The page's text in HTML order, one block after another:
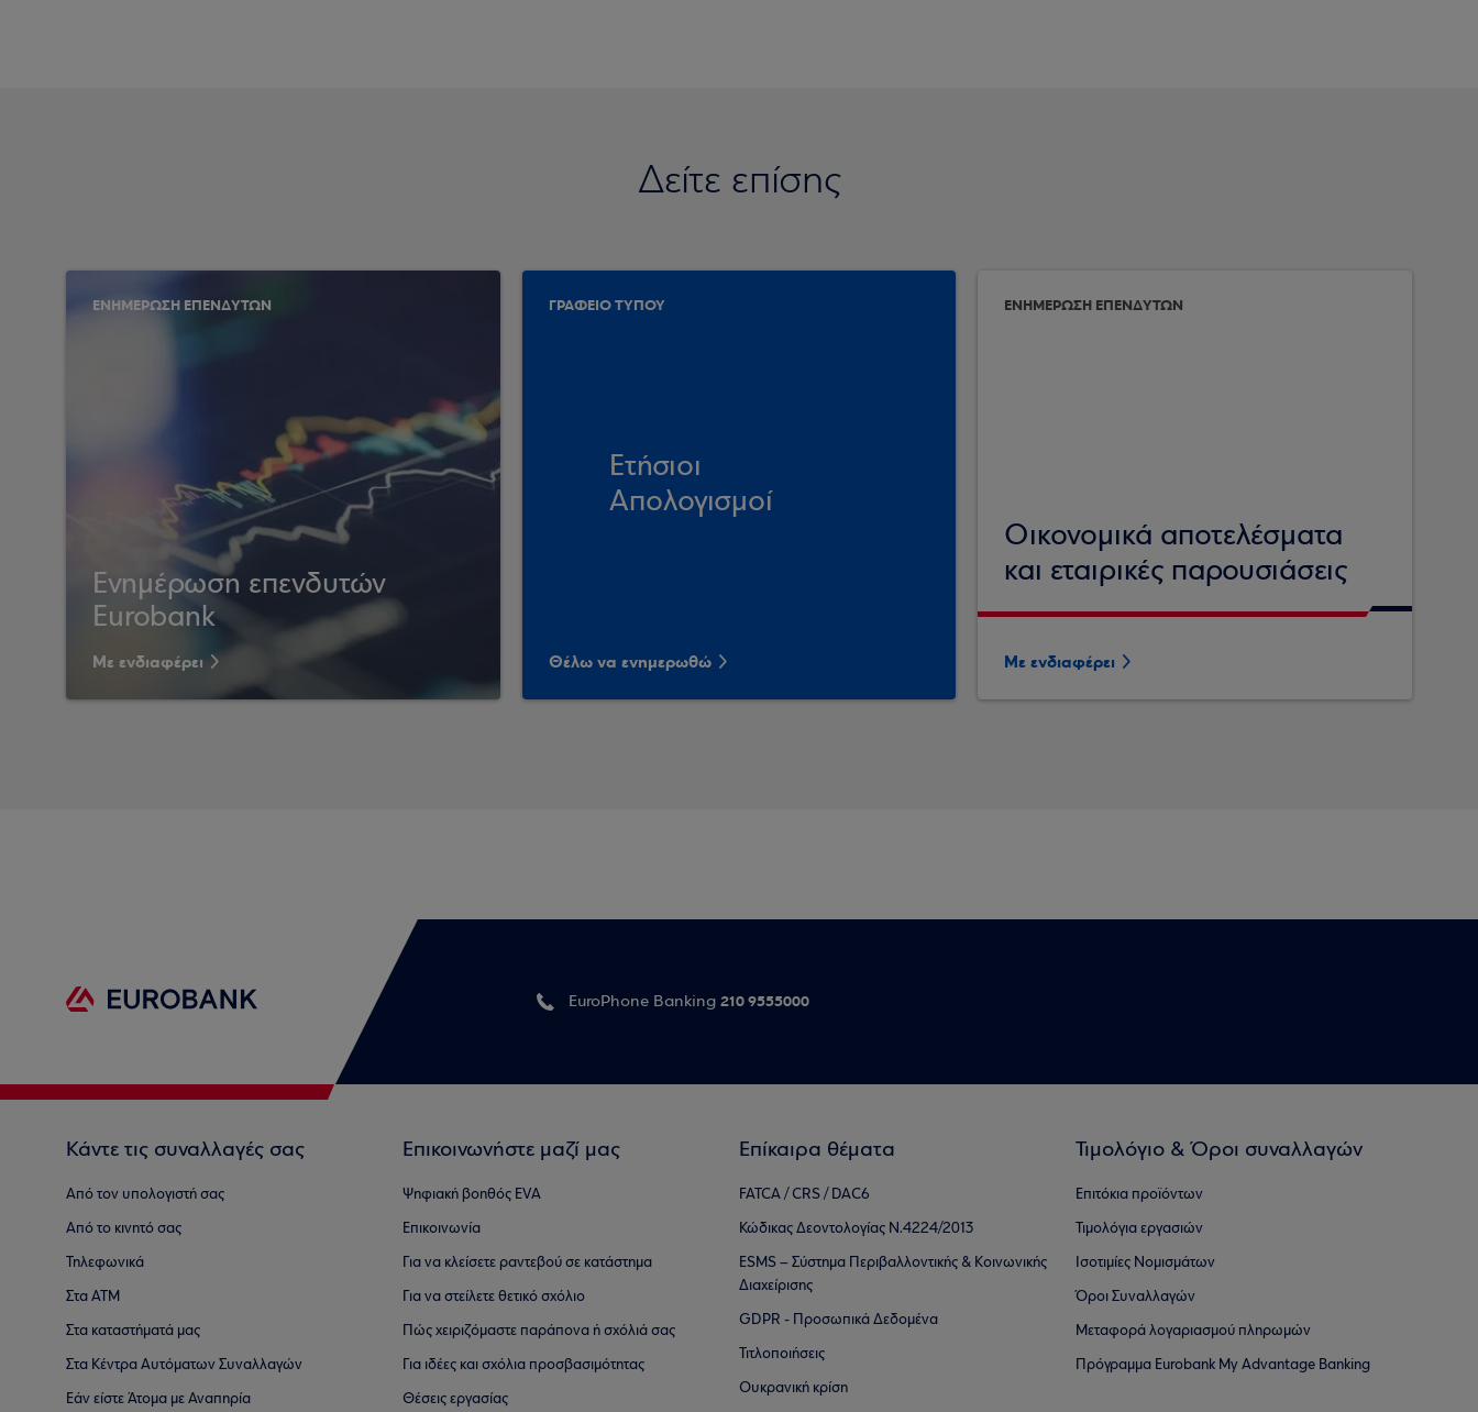
Δείτε επίσης
ΕΝΗΜΕΡΩΣΗ ΕΠΕΝΔΥΤΩΝ
Ενημέρωση επενδυτών
Eurobank
Με ενδιαφέρει
ΓΡΑΦΕΙΟ ΤΥΠΟΥ
Ετήσιοι
Απολογισμοί
Θέλω να ενημερωθώ
ΕΝΗΜΕΡΩΣΗ ΕΠΕΝΔΥΤΩΝ
Οικονομικά αποτελέσματα
και εταιρικές παρουσιάσεις
Με ενδιαφέρει
EuroPhone Banking 210 9555000
Κάντε τις συναλλαγές σας
Από τον υπολογιστή σας
Από το κινητό σας
Τηλεφωνικά
Στα ΑΤΜ
Στα καταστήματά μας
Στα Κέντρα Αυτόματων Συναλλαγών
Εάν είστε Άτομα με Αναπηρία
Επικοινωνήστε μαζί μας
Ψηφιακή βοηθός EVA
Επικοινωνία
Για να κλείσετε ραντεβού σε κατάστημα
Για να στείλετε θετικό σχόλιο
Πώς χειριζόμαστε παράπονα ή σχόλιά σας
Για ιδέες και σχόλια προσβασιμότητας
Θέσεις εργασίας
Επίκαιρα θέματα
FATCA / CRS / DAC6
Κώδικας Δεοντολογίας Ν.4224/2013
ESMS – Σύστημα Περιβαλλοντικής & Κοινωνικής
Διαχείρισης
GDPR - Προσωπικά Δεδομένα
Τιτλοποιήσεις
Ουκρανική κρίση
Τιμολόγιο & Όροι συναλλαγών
Επιτόκια προϊόντων
Τιμολόγια εργασιών
Ισοτιμίες Νομισμάτων
Όροι Συναλλαγών
Μεταφορά λογαριασμού πληρωμών
Πρόγραμμα Eurobank My Advantage Banking